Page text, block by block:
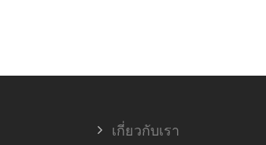
เกี่ยวกับเรา